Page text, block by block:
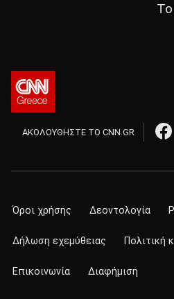
ΑΚΟΛΟΥΘΗΣΤΕ ΤΟ CNN.GR
Όροι χρήσης Δεοντολογία
Δήλωση εχεμύθειας Πολιτική
Επικοινωνία Διαφήμιση